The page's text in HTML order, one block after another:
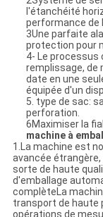
l'étanchéité
performance de
3Une parfaite
protection pour
4- Le processus
remplissage, de
date en une
équipée d'un
5. type de sac:
perforation.
6Maximiser la
machine à
1.La machine est
avancée
sorte de haute
d'emballage
complèteLa
transport de haute
opérations de